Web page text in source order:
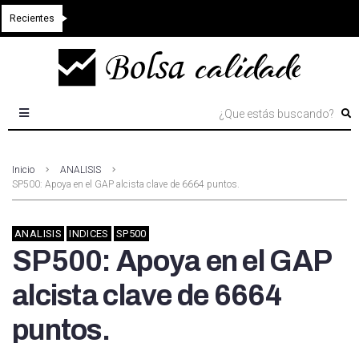
Recientes
Inicio
ANALISIS
SP500: Apoya en el GAP alcista clave de 6664 puntos.
ANALISIS INDICES SP500
SP500: Apoya en el GAP
alcista clave de 6664
puntos.